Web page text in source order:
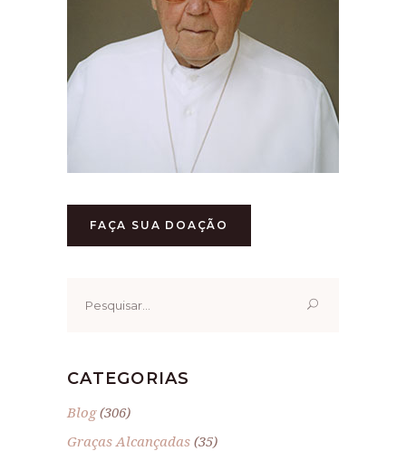
FAÇA SUA DOAÇÃO
por:
CATEGORIAS
Blog(306)
Graças Alcançadas (35)